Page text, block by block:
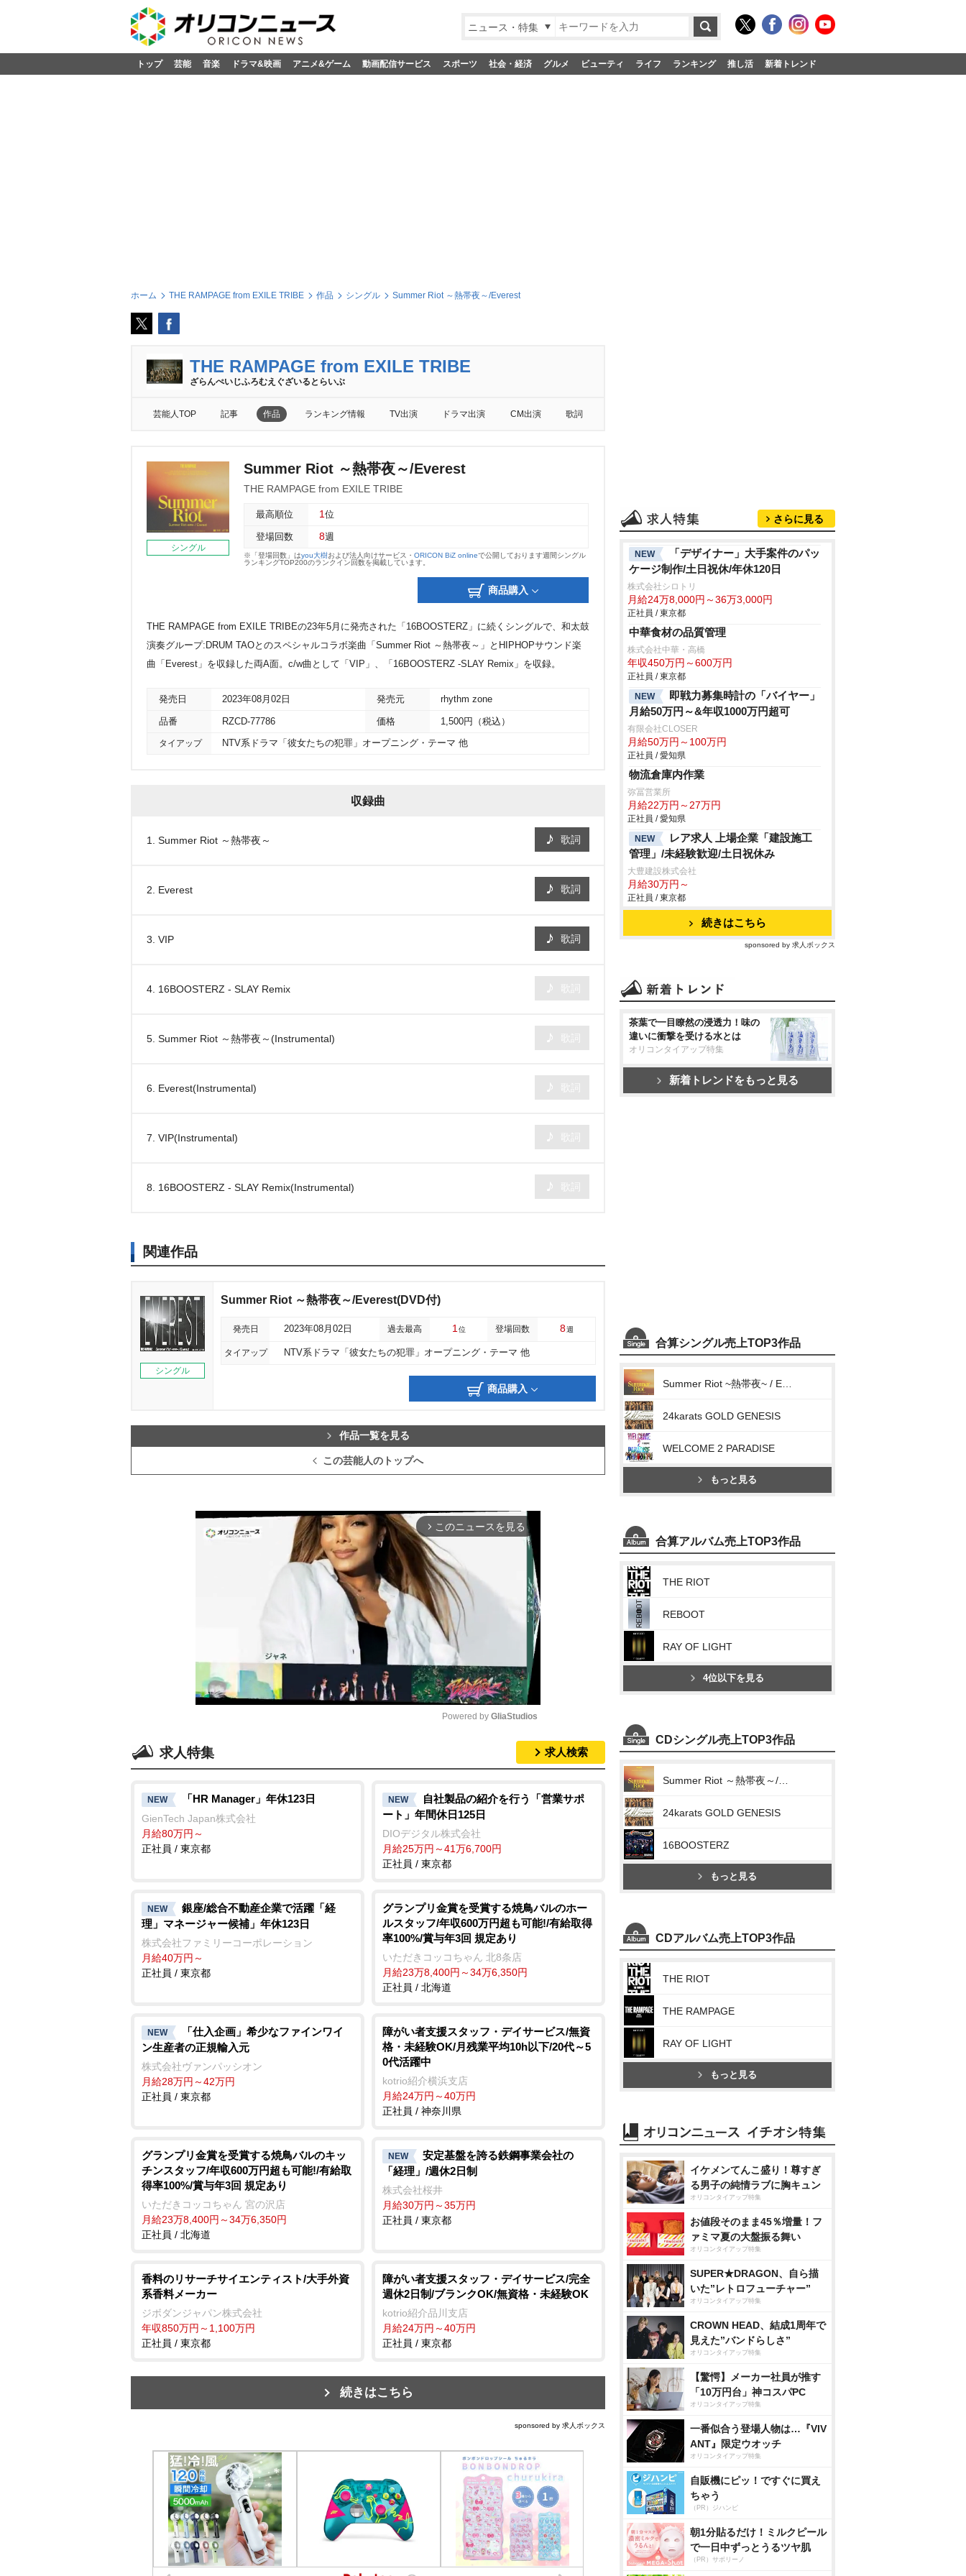
ニュース・特集
トップ 芸能 音楽 ドラマ&映画 アニメ&ゲーム 動画配信サービス スポーツ 社会・経済 グルメ ビューティ ライフ ランキング 推し活 新着トレンド
ホーム THE RAMPAGE from EXILE TRIBE 作品 シングル Summer Riot ～熱帯夜～/Everest
THE RAMPAGE from EXILE TRIBE
ざらんぺいじふろむえぐざいるとらいぶ
芸能人TOP 記事 作品 ランキング情報 TV出演 ドラマ出演 CM出演 歌詞
シングル
Summer Riot ～熱帯夜～/Everest
THE RAMPAGE from EXILE TRIBE
最高順位 1 位
登場回数 8週
※「登場回数」はyou大樹および法人向けサービス・ ORICON BiZ onlineで公開しております週間シングル
ランキングTOP200のランクイン回数を掲載しています。
商品購入
THE RAMPAGE from EXILE TRIBEの23年5月に発売された「16BOOSTERZ」に続くシングルで、和太鼓
演奏グループ:DRUM TAOとのスペシャルコラボ楽曲「Summer Riot ～熱帯夜～」とHIPHOPサウンド楽
曲「Everest」を収録した両A面。c/w曲として「VIP」、「16BOOSTERZ -SLAY Remix」を収録。
発売日 2023年08月02日 発売元 rhythm zone
品番 RZCD-77786 価格 1,500円（税込）
タイアップ NTV系ドラマ「彼女たちの犯罪」オープニング・テーマ 他
収録曲
1. Summer Riot ～熱帯夜～ 歌詞
2. Everest 歌詞
3. VIP 歌詞
4. 16BOOSTERZ - SLAY Remix
5. Summer Riot ～熱帯夜～(Instrumental)
6. Everest(Instrumental)
7. VIP(Instrumental)
8. 16BOOSTERZ - SLAY Remix(Instrumental)
関連作品
シングル
Summer Riot ～熱帯夜～/Everest(DVD付)
発売日 2023年08月02日 過去最高 1 位 登場回数 8週
タイアップ NTV系ドラマ「彼女たちの犯罪」オープニング・テーマ 他
商品購入
作品一覧を見る
この芸能人のトップへ
arrow_forward_ios このニュースを見る
t
e
Powered by GliaStudios
求人特集 求人検索
NEW 「HR Manager」年休123日
GienTech Japan株式会社
月給80万円～
正社員 / 東京都
NEW
自社製品の紹介を行う「営業サポ
ート」年間休日125日
DIOデジタル株式会社
月給25万円～41万6,700円
正社員 / 東京都
NEW
銀座/総合不動産企業で活躍「経
理」マネージャー候補」年休123日
株式会社ファミリーコーポレーション
月給40万円～
正社員 / 東京都
グランプリ金賞を受賞する焼鳥バルのホー
ルスタッフ/年収600万円超も可能!/有給取得
率100%/賞与年3回 規定あり
いただきコッコちゃん 北8条店
月給23万8,400円～34万6,350円
正社員 / 北海道
NEW
「仕入企画」希少なファインワイ
ン生産者の正規輸入元
株式会社ヴァンパッシオン
月給28万円～42万円
正社員 / 東京都
障がい者支援スタッフ・デイサービス/無資
格・未経験OK/月残業平均10h以下/20代～5
0代活躍中
kotrio紹介横浜支店
月給24万円～40万円
正社員 / 神奈川県
グランプリ金賞を受賞する焼鳥バルのキッ
チンスタッフ/年収600万円超も可能!/有給取
得率100%/賞与年3回 規定あり
いただきコッコちゃん 宮の沢店
月給23万8,400円～34万6,350円
正社員 / 北海道
NEW
安定基盤を誇る鉄鋼事業会社の
「経理」/週休2日制
株式会社桜井
月給30万円～35万円
正社員 / 東京都
香料のリサーチサイエンティスト/大手外資
系香料メーカー
ジボダンジャパン株式会社
年収850万円～1,100万円
正社員 / 東京都
障がい者支援スタッフ・デイサービス/完全
週休2日制/ブランクOK/無資格・未経験OK
kotrio紹介品川支店
月給24万円～40万円
正社員 / 東京都
続きはこちら
sponsored by 求人ボックス
さらに見る
NEW
「デザイナー」大手案件のパッ
ケージ制作/土日祝休/年休120日
株式会社シロトリ
月給24万8,000円～36万3,000円
正社員 / 東京都
中華食材の品質管理
株式会社中華・高橋
年収450万円～600万円
正社員 / 東京都
NEW
即戦力募集時計の「バイヤー」
月給50万円～&年収1000万円超可
有限会社CLOSER
月給50万円～100万円
正社員 / 愛知県
物流倉庫内作業
弥冨営業所
月給22万円～27万円
正社員 / 愛知県
NEW
レア求人 上場企業「建設施工
管理」/未経験歓迎/土日祝休み
大豊建設株式会社
月給30万円～
正社員 / 東京都
続きはこちら
sponsored by 求人ボックス
茶葉で一目瞭然の浸透力！味の
違いに衝撃を受ける水とは
オリコンタイアップ特集
新着トレンドをもっと見る
合算シングル売上TOP3作品
24karats GOLD GENESIS
WELCOME 2 PARADISE
もっと見る
合算アルバム売上TOP3作品
THE RIOT
REBOOT
RAY OF LIGHT
4位以下を見る
CDシングル売上TOP3作品
24karats GOLD GENESIS
16BOOSTERZ
もっと見る
CDアルバム売上TOP3作品
THE RIOT
THE RAMPAGE
RAY OF LIGHT
もっと見る
イケメンてんこ盛り！尊すぎ
る男子の純情ラブに胸キュン
オリコンタイアップ特集
お値段そのまま45％増量！フ
ァミマ夏の大盤振る舞い
オリコンタイアップ特集
SUPER★DRAGON、自ら描
いた”レトロフューチャー”
オリコンタイアップ特集
CROWN HEAD、結成1周年で
見えた”バンドらしさ”
オリコンタイアップ特集
【驚愕】メーカー社員が推す
「10万円台」神コスパPC
オリコンタイアップ特集
一番似合う登場人物は…『VIV
ANT』限定ウオッチ
オリコンタイアップ特集
自販機にピッ！ですぐに買え
ちゃう
（PR）ジハンピ
朝1分貼るだけ！ミルクピール
で一日中ずっとうるツヤ肌
（PR）サボリーノ